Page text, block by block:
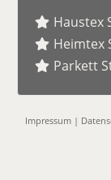
Haustex
Heimtex
Parkett
Impressum |